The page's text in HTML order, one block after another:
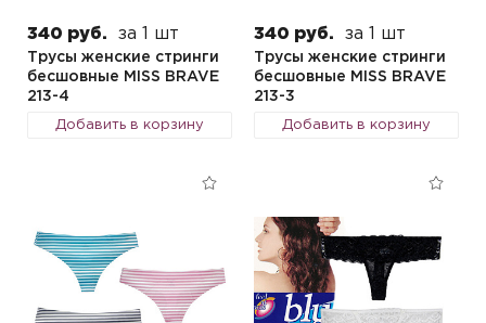
340 руб. за 1 шт
Трусы женские стринги
бесшовные MISS BRAVE
213-4
Добавить в корзину
340 руб. за 1 шт
Трусы женские стринги
бесшовные MISS BRAVE
213-3
Добавить в корзину